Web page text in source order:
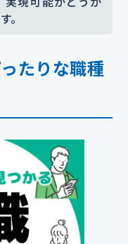
。
たりな職種